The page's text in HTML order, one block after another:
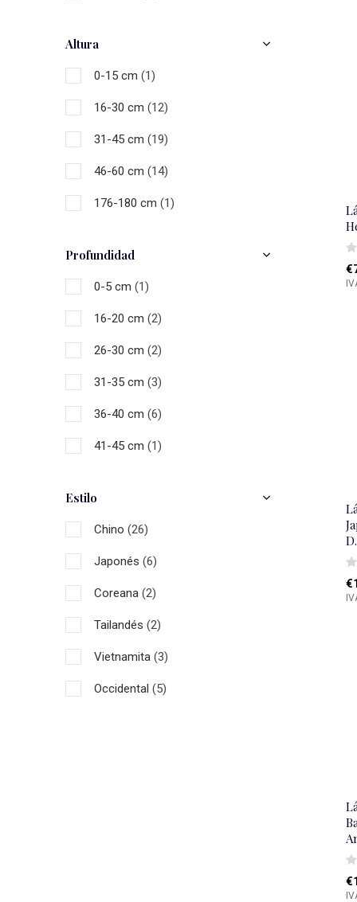
Altura
0-15 cm (1)
16-30 cm (12)
31-45 cm (19)
46-60 cm (14)
176-180 cm (1)
Profundidad
0-5 cm (1)
16-20 cm (2)
26-30 cm (2)
31-35 cm (3)
36-40 cm (6)
41-45 cm (1)
56-60 cm
(1)
Estilo
Chino (26)
Japonés (6)
Coreana (2)
Tailandés (2)
Vietnamita (3)
Occidental (5)